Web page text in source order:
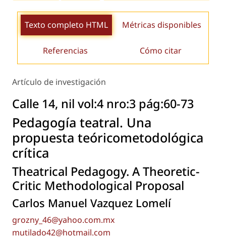
Texto completo HTML Métricas disponibles
Referencias Cómo citar
Artículo de investigación
Calle 14, nil vol:4 nro:3 pág:60-73
Pedagogía teatral. Una
propuesta teóricometodológica
crítica
Theatrical Pedagogy. A Theoretic-
Critic Methodological Proposal
Carlos Manuel Vazquez Lomelí
grozny_46@yahoo.com.mx
mutilado42@hotmail.com